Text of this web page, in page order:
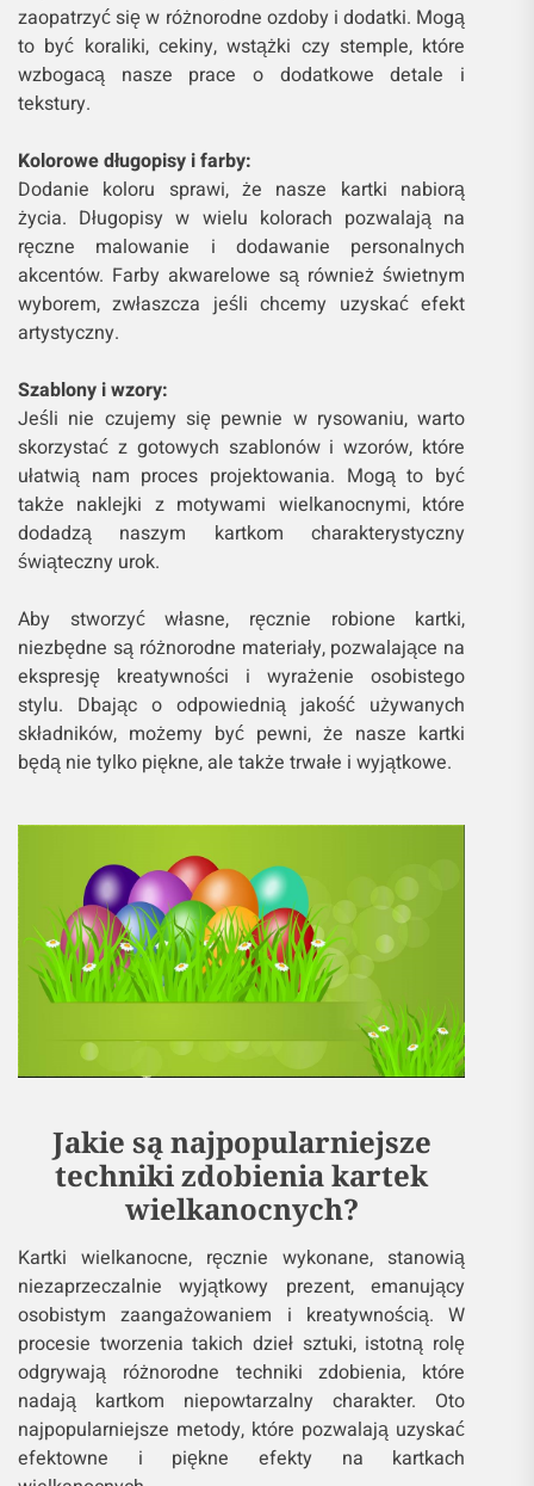
zaopatrzyć się w różnorodne ozdoby i dodatki. Mogą
to być koraliki, cekiny, wstążki czy stemple, które
wzbogacą nasze prace o dodatkowe detale i
tekstury.
Kolorowe długopisy i farby:
Dodanie koloru sprawi, że nasze kartki nabiorą
życia. Długopisy w wielu kolorach pozwalają na
ręczne malowanie i dodawanie personalnych
akcentów. Farby akwarelowe są również świetnym
wyborem, zwłaszcza jeśli chcemy uzyskać efekt
artystyczny.
Szablony i wzory:
Jeśli nie czujemy się pewnie w rysowaniu, warto
skorzystać z gotowych szablonów i wzorów, które
ułatwią nam proces projektowania. Mogą to być
także naklejki z motywami wielkanocnymi, które
dodadzą naszym kartkom charakterystyczny
świąteczny urok.
Aby stworzyć własne, ręcznie robione kartki,
niezbędne są różnorodne materiały, pozwalające na
ekspresję kreatywności i wyrażenie osobistego
stylu. Dbając o odpowiednią jakość używanych
składników, możemy być pewni, że nasze kartki
będą nie tylko piękne, ale także trwałe i wyjątkowe.
Jakie są najpopularniejsze
techniki zdobienia kartek
wielkanocnych?
Kartki wielkanocne, ręcznie wykonane, stanowią
niezaprzeczalnie wyjątkowy prezent, emanujący
osobistym zaangażowaniem i kreatywnością. W
procesie tworzenia takich dzieł sztuki, istotną rolę
odgrywają różnorodne techniki zdobienia, które
nadają kartkom niepowtarzalny charakter. Oto
najpopularniejsze metody, które pozwalają uzyskać
efektowne i piękne efekty na kartkach